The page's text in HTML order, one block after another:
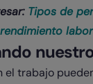
Tipos de
el trabajo